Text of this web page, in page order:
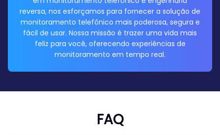
reversa, nos esforçamos para fornecer a solução de
monitoramento telefônico mais poderosa, segura e
fácil de usar. Nossa missão é trazer uma vida mais
feliz para você, oferecendo experiências de
monitoramento em tempo real.
FAQ